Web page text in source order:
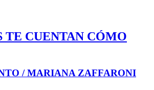
TE CUENTAN CÓMO
/ MARIANA ZAFFARONI